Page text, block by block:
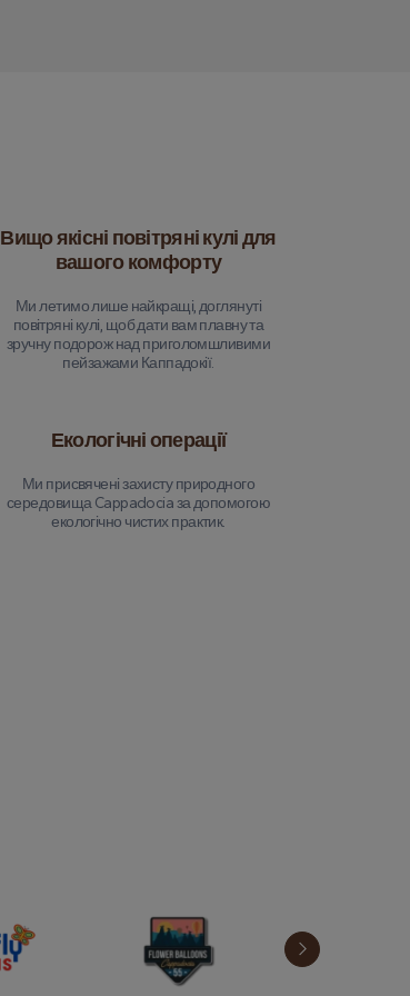
Вищо якісні повітряні кулі для
вашого комфорту
Ми летимо лише найкращі, доглянуті
повітряні кулі, щоб дати вам плавну та
зручну подорож над приголомшливими
пейзажами Каппадокії.
Екологічні операції
Ми присвячені захисту природного
середовища Cappadocia за допомогою
екологічно чистих практик.